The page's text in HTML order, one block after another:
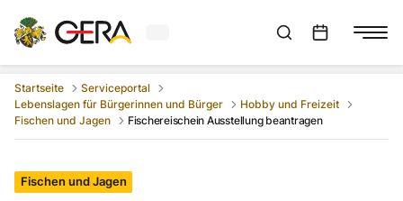
Aktuelles Wetter in GeraSuchleiste anzeigen
Startseite
Serviceportal
Lebenslagen für Bürgerinnen und Bürger
Hobby und Freizeit
Fischen und Jagen
Fischereischein Ausstellung beantragen
Fischen und Jagen